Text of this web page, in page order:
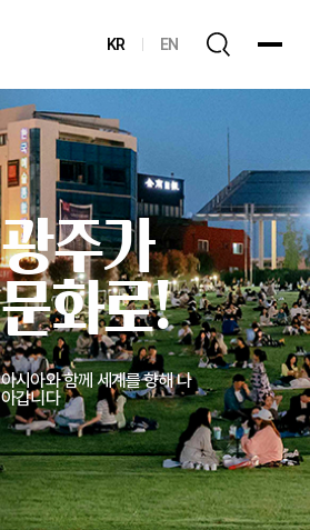
KR EN
광주가
문화로!
아시아와 함께 세계를 향해 나
아갑니다